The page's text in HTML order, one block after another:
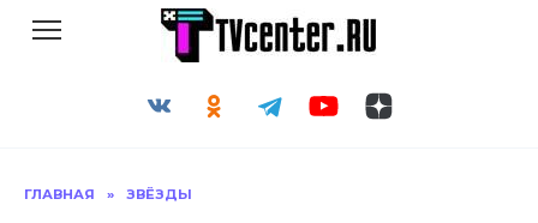
ГЛАВНАЯ » ЗВЁЗДЫ